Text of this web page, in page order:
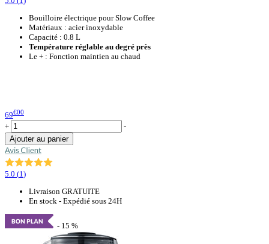
Bouilloire électrique pour Slow Coffee
Matériaux : acier inoxydable
Capacité : 0.8 L
Température réglable au degré près
Le + : Fonction maintien au chaud
69€00
+
-
Ajouter au panier
5.0 (1 )
Livraison GRATUITE
En stock - Expédié sous 24H
- 15 %